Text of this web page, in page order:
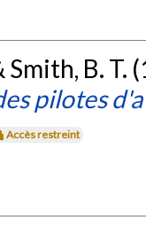
Smith, B. T.
pilotes
Accès restreint